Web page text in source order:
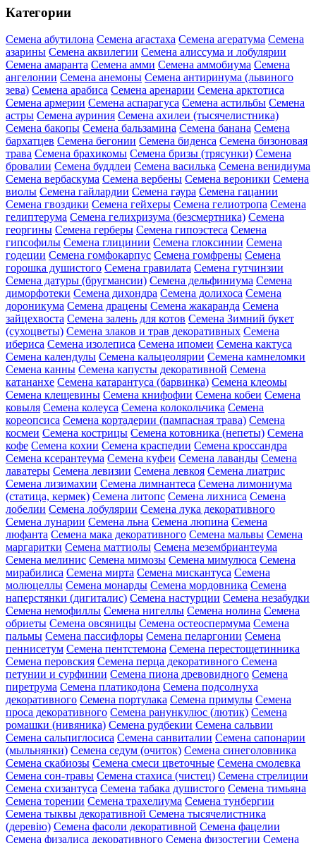
Категории
Семена абутилона Семена агастаха Семена агератума Семена
азарины Семена аквилегии Семена алиссума и лобулярии
Семена амаранта Семена амми Семена аммобиума Семена
ангелонии Семена анемоны Семена антиринума (львиного
зева) Семена арабиса Семена аренарии Семена арктотиса
Семена армерии Семена аспарагуса Семена астильбы Семена
астры Семена ауриния Семена ахилеи (тысячелистника)
Семена бакопы Семена бальзамина Семена банана Семена
бархатцев Семена бегонии Семена биденса Семена бизоновая
трава Семена брахикомы Семена бризы (трясунки) Семена
бровалии Семена буддлеи Семена василька Семена венидиума
Семена вербаскума Семена вербены Семена вероники Семена
виолы Семена гайлардии Семена гаура Семена гацании
Семена гвоздики Семена гейхеры Семена гелиотропа Семена
гелиптерума Семена гелихризума (безсмертника) Семена
георгины Семена герберы Семена гипоэстеса Семена
гипсофилы Семена глицинии Семена глоксинии Семена
годеции Семена гомфокарпус Семена гомфрены Семена
горошка душистого Семена гравилата Семена гутчинзии
Семена датуры (бругмансии) Семена дельфиниума Семена
диморфотеки Семена дихондра Семена долихоса Семена
дороникума Семена драцены Семена жакаранда Семена
зайцехвоста Семена залень для котов Семена Зимний букет
(сухоцветы) Семена злаков и трав декоративных Семена
ибериса Семена изолеписа Семена ипомеи Семена кактуса
Семена календулы Семена кальцеолярии Семена камнеломки
Семена канны Семена капусты декоративной Семена
катананхе Семена катарантуса (барвинка) Семена клеомы
Семена клещевины Семена книфофии Семена кобеи Семена
ковыля Семена колеуса Семена колокольчика Семена
кореопсиса Семена кортадерии (пампасная трава) Семена
космеи Семена кострицы Семена котовника (непеты) Семена
кофе Семена кохии Семена краспедии Семена кроссандра
Семена ксерантеума Семена куфеи Семена лаванды Семена
лаватеры Семена левизии Семена левкоя Семена лиатрис
Семена лизимахии Семена лимнантеса Семена лимониума
(статица, кермек) Семена литопс Семена лихниса Семена
лобелии Семена лобулярии Семена лука декоративного
Семена лунарии Семена льна Семена люпина Семена
люфанта Семена мака декоративного Семена мальвы Семена
маргаритки Семена маттиолы Семена мезембриантеума
Семена мелинис Семена мимозы Семена мимулюса Семена
мирабилиса Семена мирта Семена мискантуса Семена
молюцеллы Семена монарды Семена мордовника Семена
наперстянки (дигиталис) Семена настурции Семена незабудки
Семена немофиллы Семена нигеллы Семена нолина Семена
обриеты Семена овсяницы Семена остеоспермума Семена
пальмы Семена пассифлоры Семена пеларгонии Семена
пеннисетум Семена пентстемона Семена перестощетинника
Семена перовския Семена перца декоративного Семена
петунии и сурфинии Семена пиона древовидного Семена
пиретрума Семена платикодона Семена подсолнуха
декоративного Семена портулака Семена примулы Семена
проса декоративного Семена ранункулюс (лютик) Семена
ромашки (нивяника) Семена рудбекии Семена сальвии
Семена сальпиглосиса Семена санвиталии Семена сапонарии
(мыльнянки) Семена седум (очиток) Семена синеголовника
Семена скабиозы Семена смеси цветочные Семена смолевка
Семена сон-травы Семена стахиса (чистец) Семена стрелиции
Семена схизантуса Семена табака душистого Семена тимьяна
Семена торении Семена трахелиума Семена тунбергии
Семена тыквы декоративной Семена тысячелистника
(деревію) Семена фасоли декоративной Семена фацелии
Семена физалиса декоративного Семена физостегии Семена